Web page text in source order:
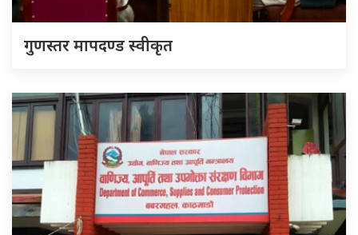
गुणस्तर मापदण्ड स्वीकृत